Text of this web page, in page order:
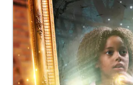
däremot gärna akta dig för. Spegeln på
äventyret är skrivet av
som gör rollerna är: Noa:
Mellgren Selma: Olivia
Holmström Frank: Samuel
Sederholm Nalle: Oskar